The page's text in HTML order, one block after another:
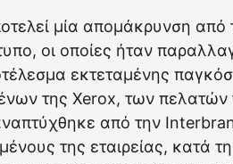
μία απομάκρυνση από
οι οποίες ήταν
εκτεταμένης
της Xerox, των πελατών
από την
της εταιρείας, κατά